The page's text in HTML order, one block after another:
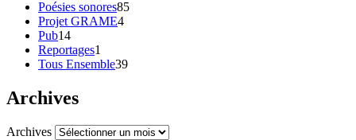
Poésies sonores85
Projet GRAME4
Pub14
Reportages1
Tous Ensemble39
Archives
Archives